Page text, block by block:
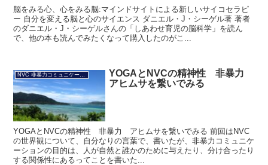
脳をみる心、心をみる脳:マインドサイトによる新しいサイコセラピ
ー 自分を変える脳と心のサイエンス ダニエル・J・シーゲル著 著者
のダニエル・J・シーゲルさんの「しあわせ育児の脳科学」を読ん
で、他の本も読んでみたくなって購入したのがこ...
NVC 非暴力コミュニケーション
YOGAとNVCの精神性 非暴力
アヒムサを繋いでみる
YOGAとNVCの精神性 非暴力 アヒムサを繋いでみる 前回はNVC
の世界観について、自分なりの言葉で、書いたが、非暴力コミュニケ
ーションの目的は、人が自然と誰かのために与えたり、分け合ったり
する関係性にあるってことを書いた...